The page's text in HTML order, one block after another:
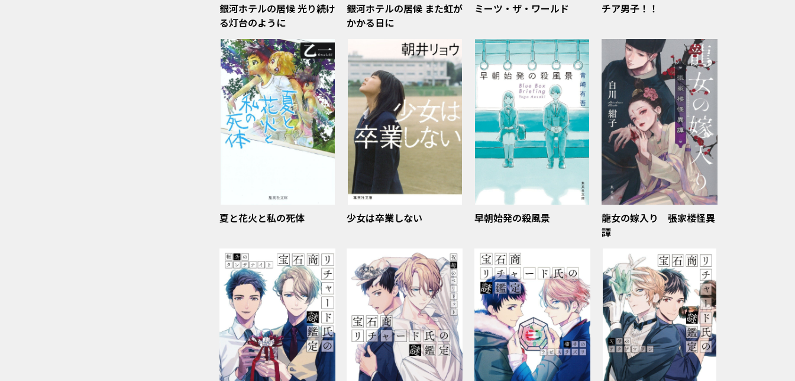
銀河ホテルの居候 光り続け
る灯台のように
銀河ホテルの居候 また虹が
かかる日に
ミーツ・ザ・ワールド チア男子！！
夏と花火と私の死体 少女は卒業しない 早朝始発の殺風景
龍女の嫁入り 張家楼怪異
譚